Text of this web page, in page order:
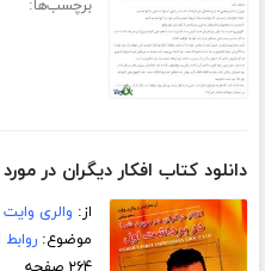
برچسب‌ها:
دانلود کتاب افکار دیگران در
از: والری وایت
موضوع: